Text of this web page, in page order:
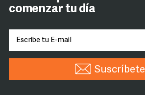
comenzar tu día
Suscríbete